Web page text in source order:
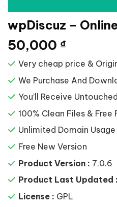
wpDiscuz –
50,000 ₫
Very cheap price &
We Purchase And
You’ll Receive
100% Clean Files & Free
Unlimited Domain Usage
Free New Version
Product Version : 7.0.6
Product Last Updated :
License : GPL